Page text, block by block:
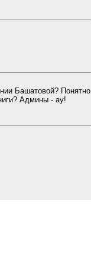
Башатовой? Понятно,
Админы - ау!